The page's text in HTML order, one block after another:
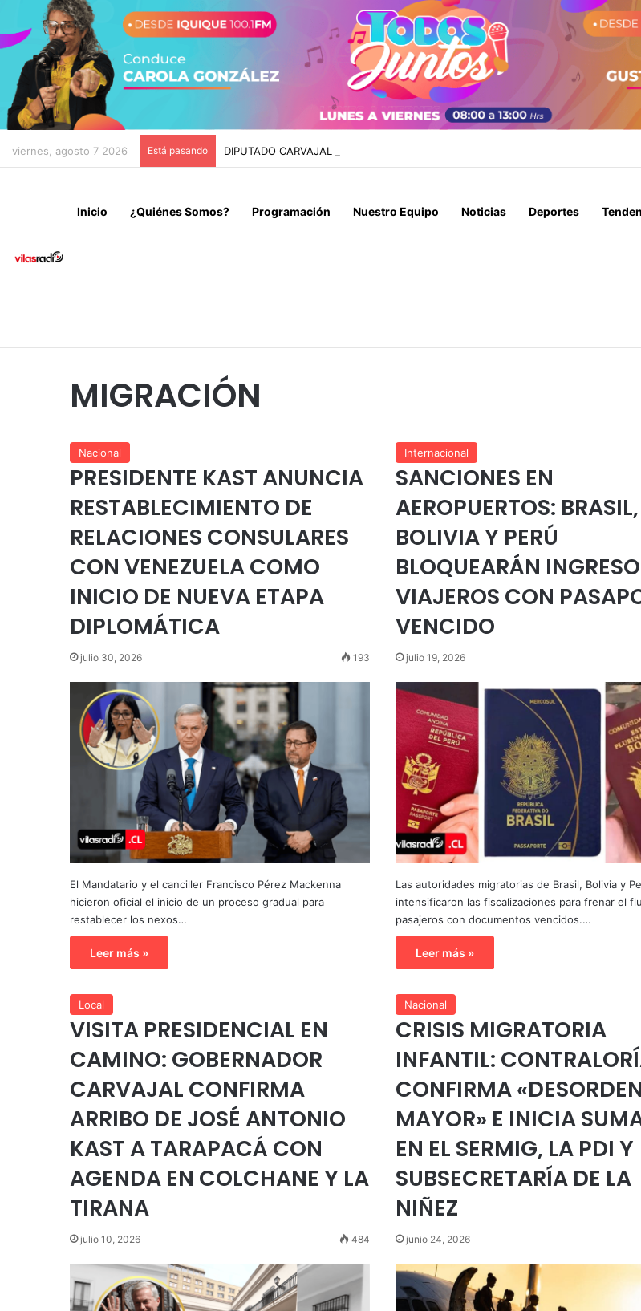
viernes, agosto 7 2026 Está pasando DIPUTADO CARVAJAL INSISTIÓ ANTE EL PRESIDENTE, PERO EL 10 DE AGOSTO NO
Inicio ¿Quiénes Somos? Programación Nuestro Equipo Noticias Deportes
MIGRACIÓN
Nacional
PRESIDENTE KAST ANUNCIA
RESTABLECIMIENTO DE
RELACIONES CONSULARES
CON VENEZUELA COMO
INICIO DE NUEVA ETAPA
DIPLOMÁTICA
julio 30, 2026 193
El Mandatario y el canciller Francisco Pérez Mackenna
hicieron oficial el inicio de un proceso gradual para
restablecer los nexos…
Leer más »
Internacional
SANCIONES EN
AEROPUERTOS: BRASIL,
BOLIVIA Y PERÚ
BLOQUEARÁN
VIAJEROS CON
VENCIDO
julio 19, 2026
Las autoridades migratorias de Brasil, Bolivia y
intensificaron las fiscalizaciones para frenar el
pasajeros con documentos vencidos.…
Leer más »
Local
VISITA PRESIDENCIAL EN
CAMINO: GOBERNADOR
CARVAJAL CONFIRMA
ARRIBO DE JOSÉ ANTONIO
KAST A TARAPACÁ CON
AGENDA EN COLCHANE Y LA
TIRANA
julio 10, 2026 484
Nacional
CRISIS MIGRATORIA
INFANTIL:
CONFIRMA «DESORDEN
MAYOR» E INICIA
EN EL SERMIG, LA PDI Y
SUBSECRETARÍA DE LA
NIÑEZ
junio 24, 2026